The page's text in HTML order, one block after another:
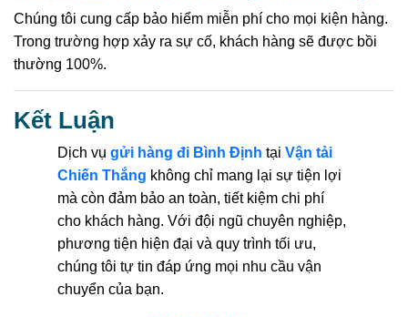
Chúng tôi cung cấp bảo hiểm miễn phí cho mọi kiện hàng.
Trong trường hợp xảy ra sự cố, khách hàng sẽ được bồi
thường 100%.
Kết Luận
Dịch vụ gửi hàng đi Bình Định tại Vận tải
Chiến Thắng không chỉ mang lại sự tiện lợi
mà còn đảm bảo an toàn, tiết kiệm chi phí
cho khách hàng. Với đội ngũ chuyên nghiệp,
phương tiện hiện đại và quy trình tối ưu,
chúng tôi tự tin đáp ứng mọi nhu cầu vận
chuyển của bạn.